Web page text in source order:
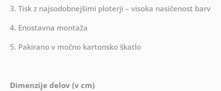
3. Tisk z najsodobnejšimi ploterji – visoka nasičenost barv
4. Enostavna montaža
5. Pakirano v močno kartonsko škatlo
Dimenzije delov (v cm)